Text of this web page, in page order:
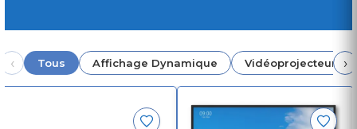
‹ Tous Affichage Dynamique Vidéoprojecteur ›